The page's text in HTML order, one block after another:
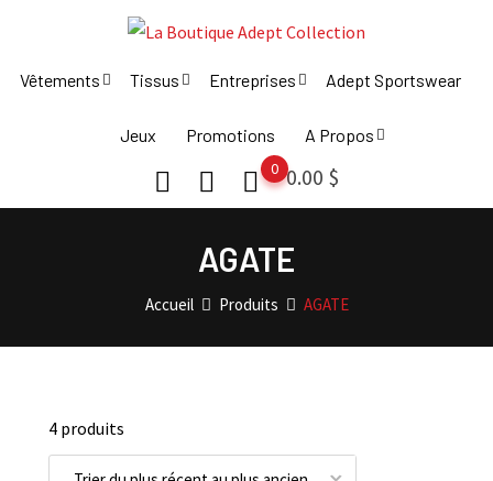
content
Vêtements Tissus Entreprises Adept Sportswear
Jeux Promotions A Propos
0.00 $
0
AGATE
Accueil Produits AGATE
4 produits